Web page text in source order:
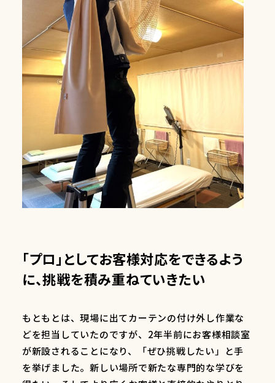
「プロ」としてお客様対応をできるよう
に、挑戦を積み重ねていきたい
もともとは、現場に出てカーテンの付け外し作業な
どを担当していたのですが、2年半前にお客様相談室
が新設されることになり、「ぜひ挑戦したい」と手
を挙げました。新しい場所で新たな専門的な学びを